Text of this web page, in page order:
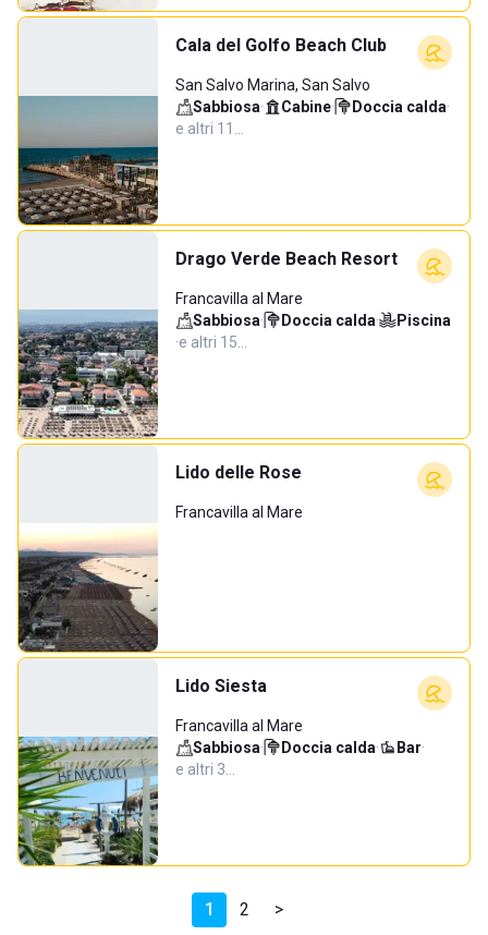
Cala del Golfo Beach Club
San Salvo Marina, San Salvo
Sabbiosa· Cabine· Doccia calda·
e altri 11…
Drago Verde Beach Resort
Francavilla al Mare
Sabbiosa· Doccia calda·
Piscina
·e altri 15…
Lido delle Rose
Francavilla al Mare
Lido Siesta
Francavilla al Mare
Sabbiosa· Doccia calda· Bar·
e altri 3…
1 2 >